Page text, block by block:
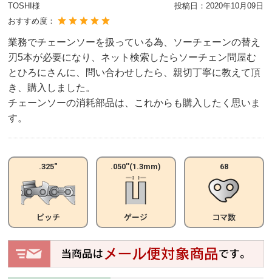
TOSHI様 投稿日： 2020年10月09日
おすすめ度：
業務でチェーンソーを扱っている為、ソーチェーンの替え
刃5本が必要になり、ネット検索したらソーチェン問屋む
とひろにさんに、問い合わせしたら、親切丁寧に教えて頂
き、購入しました。
チェーンソーの消耗部品は、これからも購入したく思いま
す。
.325"
ピッチ
.050''(1.3mm)
ゲージ
68
コマ数